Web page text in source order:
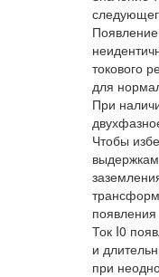
токового
для
При
Чтобы
Ток I0
и
при